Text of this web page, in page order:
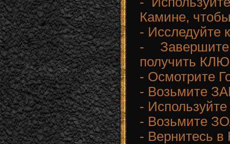
Камине,
- Исследуйте
-
получить
- Осмотрите
- Возьмите
-
- Возьмите
- Вернитесь в